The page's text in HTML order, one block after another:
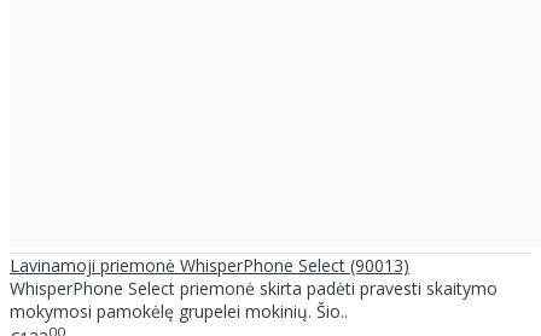
Lavinamoji priemonė WhisperPhone Select (90013)
WhisperPhone Select priemonė skirta padėti pravesti skaitymo
mokymosi pamokėlę grupelei mokinių. Šio..
00